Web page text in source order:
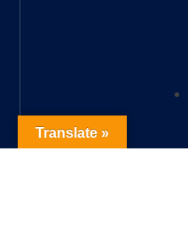
Translate »